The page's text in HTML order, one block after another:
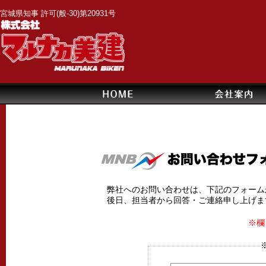
宮城県知事 許可(般-30)第20931号
弊社へのお問い合わせは、下記のフォー
後日、担当者から回答・ご連絡申し上げ
※欄